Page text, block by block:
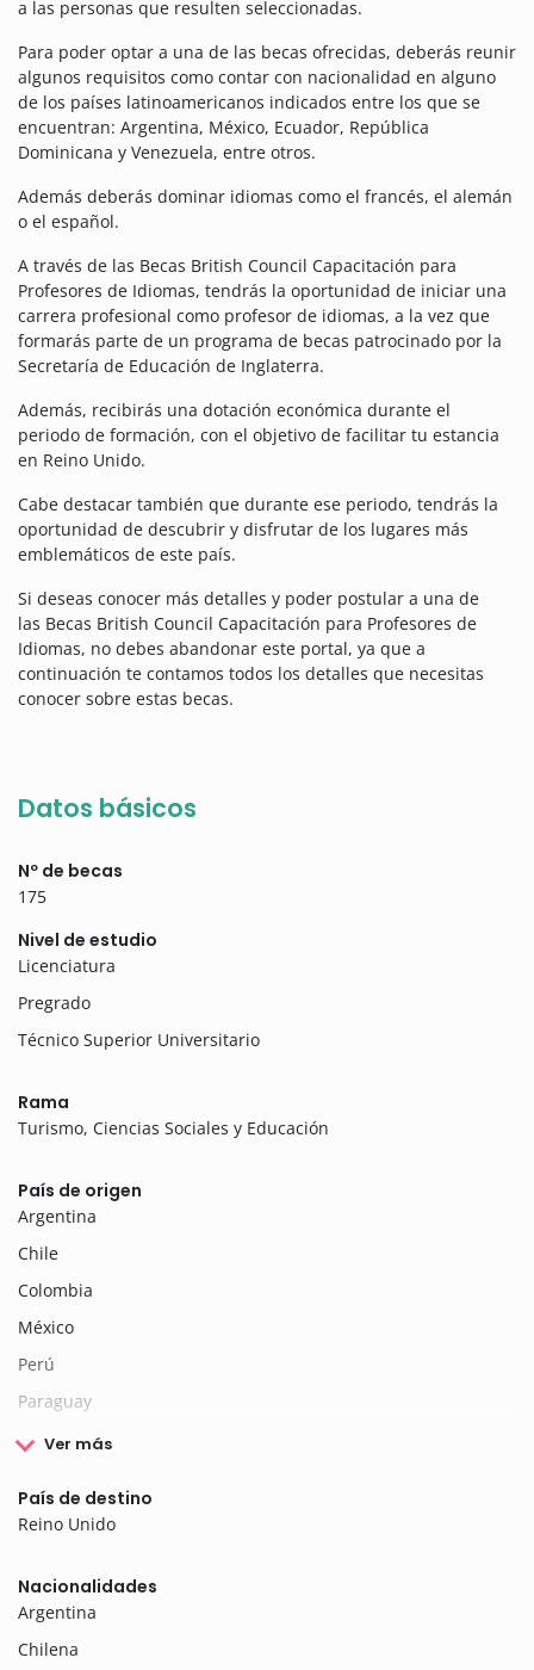
a las personas que resulten seleccionadas.
Para poder optar a una de las becas ofrecidas, deberás reunir
algunos requisitos como contar con nacionalidad en alguno
de los países latinoamericanos indicados entre los que se
encuentran: Argentina, México, Ecuador, República
Dominicana y Venezuela, entre otros.
Además deberás dominar idiomas como el francés, el alemán
o el español.
A través de las Becas British Council Capacitación para
Profesores de Idiomas, tendrás la oportunidad de iniciar una
carrera profesional como profesor de idiomas, a la vez que
formarás parte de un programa de becas patrocinado por la
Secretaría de Educación de Inglaterra.
Además, recibirás una dotación económica durante el
periodo de formación, con el objetivo de facilitar tu estancia
en Reino Unido.
Cabe destacar también que durante ese periodo, tendrás la
oportunidad de descubrir y disfrutar de los lugares más
emblemáticos de este país.
Si deseas conocer más detalles y poder postular a una de
las Becas British Council Capacitación para Profesores de
Idiomas, no debes abandonar este portal, ya que a
continuación te contamos todos los detalles que necesitas
conocer sobre estas becas.
Datos básicos
Nº de becas
175
Nivel de estudio
Licenciatura
Pregrado
Técnico Superior Universitario
Rama
Turismo, Ciencias Sociales y Educación
País de origen
Argentina
Chile
Colombia
México
Perú
Paraguay
Ver más
País de destino
Reino Unido
Nacionalidades
Argentina
Chilena